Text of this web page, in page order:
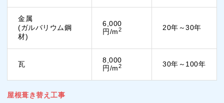
金属
(ガルバリウム鋼
材)
6,000
円/m2 20年～30年
瓦
8,000
円/m2 30年～100年
屋根葺き替え工事